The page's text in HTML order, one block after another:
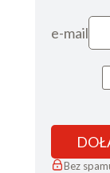
e-mail
Bez